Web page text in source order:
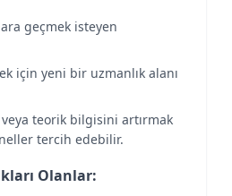
geçmek isteyen
için yeni bir uzmanlık alanı
veya teorik bilgisini artırmak
tercih edebilir.
Olanlar: